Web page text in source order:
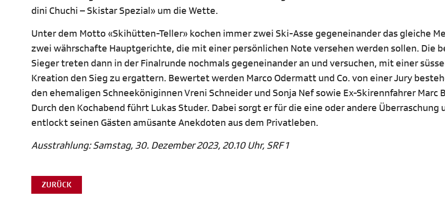
dini Chuchi – Skistar Spezial» um die Wette.
Unter dem Motto «Skihütten-Teller» kochen immer zwei Ski-Asse gegeneinander das gleiche
zwei währschafte Hauptgerichte, die mit einer persönlichen Note versehen werden sollen. Die
Sieger treten dann in der Finalrunde nochmals gegeneinander an und versuchen, mit einer
Kreation den Sieg zu ergattern. Bewertet werden Marco Odermatt und Co. von einer Jury
den ehemaligen Schneeköniginnen Vreni Schneider und Sonja Nef sowie Ex-Skirennfahrer Marc
Durch den Kochabend führt Lukas Studer. Dabei sorgt er für die eine oder andere Überraschung
entlockt seinen Gästen amüsante Anekdoten aus dem Privatleben.
Ausstrahlung: Samstag, 30. Dezember 2023, 20.10 Uhr, SRF 1
ZURÜCK